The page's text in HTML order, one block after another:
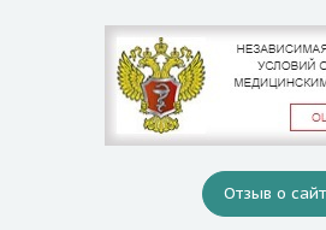
Отзыв о